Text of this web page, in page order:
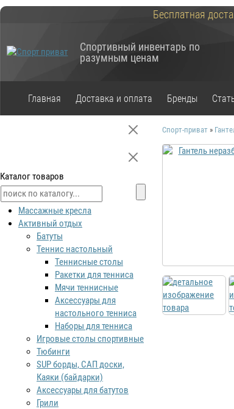
Бесплатная
Спортивный инвентарь по
разумным ценам
Главная Доставка и оплата Бренды
Спорт-приват »
Каталог товаров
Массажные кресла
Активный отдых
Батуты
Теннис настольный
Теннисные столы
Ракетки для тенниса
Мячи теннисные
Аксессуары для
настольного тенниса
Наборы для тенниса
Игровые столы спортивные
Тюбинги
SUP борды, САП доски,
Каяки (байдарки)
Аксессуары для батутов
Грили